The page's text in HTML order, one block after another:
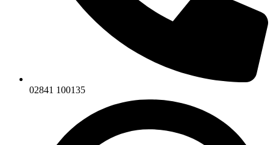
02841 100135